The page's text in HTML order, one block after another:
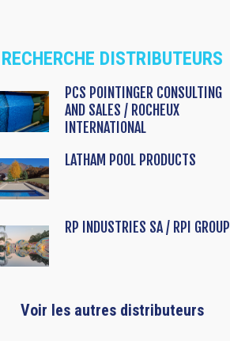
RECHERCHE DISTRIBUTEURS
PCS POINTINGER CONSULTING
AND SALES / ROCHEUX
INTERNATIONAL
LATHAM POOL PRODUCTS
RP INDUSTRIES SA / RPI GROUP
Voir les autres distributeurs